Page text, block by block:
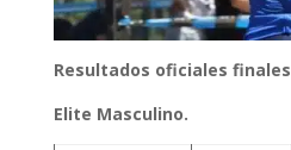
Resultados oficiales finales
Elite Masculino.